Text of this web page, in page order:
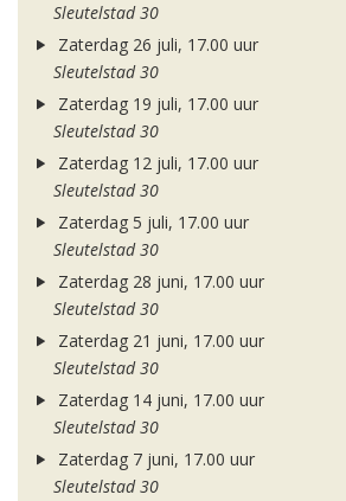
Sleutelstad 30
Zaterdag 26 juli, 17.00 uur
Sleutelstad 30
Zaterdag 19 juli, 17.00 uur
Sleutelstad 30
Zaterdag 12 juli, 17.00 uur
Sleutelstad 30
Zaterdag 5 juli, 17.00 uur
Sleutelstad 30
Zaterdag 28 juni, 17.00 uur
Sleutelstad 30
Zaterdag 21 juni, 17.00 uur
Sleutelstad 30
Zaterdag 14 juni, 17.00 uur
Sleutelstad 30
Zaterdag 7 juni, 17.00 uur
Sleutelstad 30